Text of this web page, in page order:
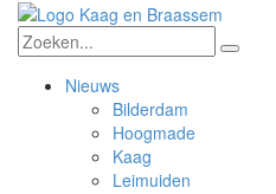
Nieuws
Bilderdam
Hoogmade
Kaag
Leimuiden